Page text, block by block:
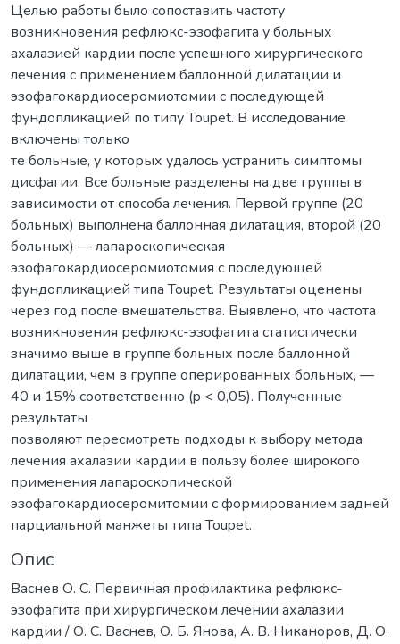
Целью работы было сопоставить частоту
возникновения рефлюкс-эзофагита у больных
ахалазией кардии после успешного хирургического
лечения с применением баллонной дилатации и
эзофагокардиосеромиотомии с последующей
фундопликацией по типу Toupet. В исследование
включены только
те больные, у которых удалось устранить симптомы
дисфагии. Все больные разделены на две группы в
зависимости от способа лечения. Первой группе (20
больных) выполнена баллонная дилатация, второй (20
больных) — лапароскопическая
эзофагокардиосеромиотомия с последующей
фундопликацией типа Toupet. Результаты оценены
через год после вмешательства. Выявлено, что частота
возникновения рефлюкс-эзофагита статистически
значимо выше в группе больных после баллонной
дилатации, чем в группе оперированных больных, —
40 и 15% соответственно (p < 0,05). Полученные
результаты
позволяют пересмотреть подходы к выбору метода
лечения ахалазии кардии в пользу более широкого
применения лапароскопической
эзофагокардиосеромитомии с формированием задней
парциальной манжеты типа Toupet.
Опис
Васнев О. С. Первичная профилактика рефлюкс-
эзофагита при хирургическом лечении ахалазии
кардии / О. С. Васнев, О. Б. Янова, А. В. Никаноров, Д. О.